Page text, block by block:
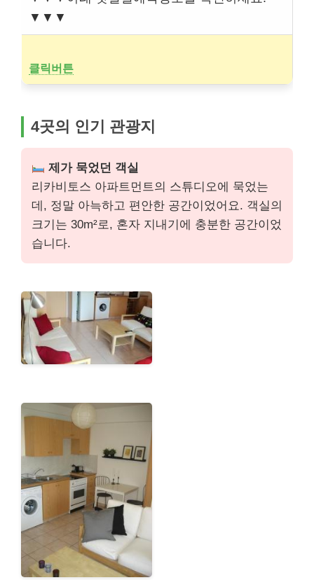
▼▼▼
클릭버튼
4곳의 인기 관광지
제가 묵었던 객실
리카비토스 아파트먼트의 스튜디오에 묵었는
데, 정말 아늑하고 편안한 공간이었어요. 객실의
크기는 30m²로, 혼자 지내기에 충분한 공간이었
습니다.